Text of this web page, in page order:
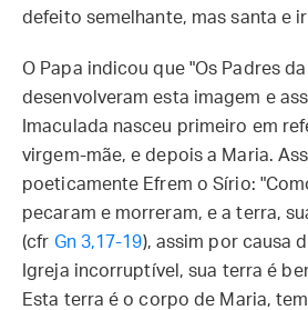
defeito semelhante, mas santa e
O Papa indicou que "Os Padres
desenvolveram esta imagem e
Imaculada nasceu primeiro em
virgem-mãe, e depois a Maria.
poeticamente Efrem o Sírio:
pecaram e morreram, e a terra,
(cfr Gn 3,17-19), assim por causa
Igreja incorruptível, sua terra é
Esta terra é o corpo de Maria,